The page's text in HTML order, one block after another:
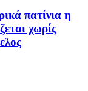
πατίνια η
χωρίς